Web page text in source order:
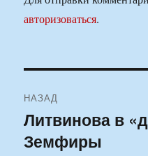
авторизоваться.
по
записям
НАЗАД
Предыдущая
запись:
Литвинова в
Земфиры